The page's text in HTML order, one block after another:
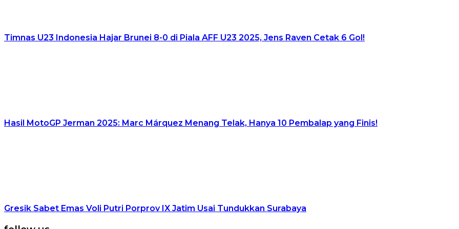
Timnas U23 Indonesia Hajar Brunei 8-0 di Piala AFF U23 2025, Jens Raven Cetak 6 Gol!
Hasil MotoGP Jerman 2025: Marc Márquez Menang Telak, Hanya 10 Pembalap yang Finis!
Gresik Sabet Emas Voli Putri Porprov IX Jatim Usai Tundukkan Surabaya